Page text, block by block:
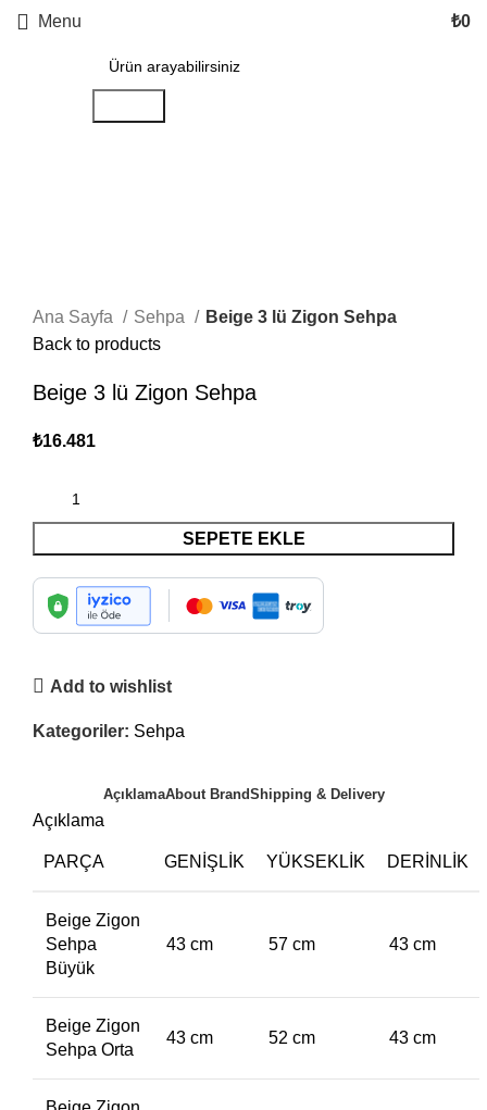
Menu ₺0
Ana Sayfa Sehpa
Beige 3 lü Zigon Sehpa
Back to products
Beige 3 lü Zigon Sehpa
₺16.481
SEPETE EKLE
Add to wishlist
Kategoriler: Sehpa
AçıklamaAbout BrandShipping & Delivery
Açıklama
PARÇA GENIŞLIK YÜKSEKLIK DERINLIK
Beige Zigon
Sehpa
Büyük
43 cm 57 cm 43 cm
Beige Zigon
Sehpa Orta
43 cm 52 cm 43 cm